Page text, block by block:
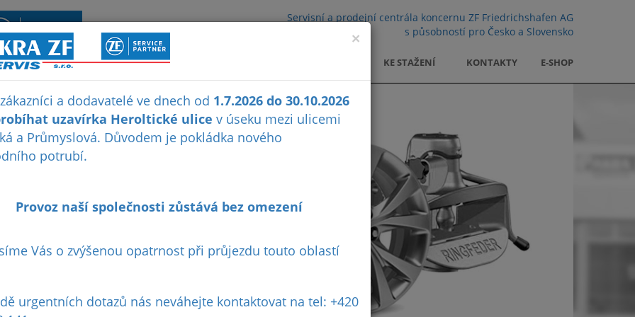
O NÁS NOVINKY KE STAŽENÍ KONTAKTY E-SHOP
Servisní a prodejní centrála koncernu ZF Friedrichshafen AG
s působností pro Česko a Slovensko
×
a dodavatelé ve dnech od 1.7.2026 do 30.10.2026
uzavírka Heroltické ulice v úseku mezi ulicemi
a Průmyslová. Důvodem je pokládka nového
potrubí.
Provoz naší společnosti zůstává bez omezení
Vás o zvýšenou opatrnost při průjezdu touto oblastí
urgentních dotazů nás neváhejte kontaktovat na tel: +420